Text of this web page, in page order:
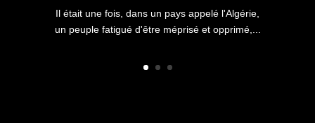
Il était une fois, dans un pays appelé l'Algérie,
un peuple fatigué d'être méprisé et opprimé,...